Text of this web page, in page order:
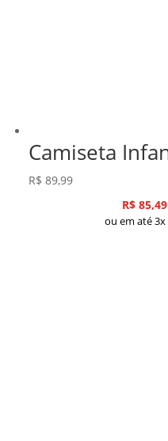
Camiseta
R$ 89,99
R$85,49
ou em até